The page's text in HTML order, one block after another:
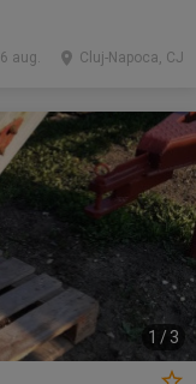
Cluj-Napoca, CJ
6 aug.
1 /3